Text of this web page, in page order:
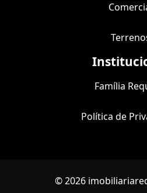
Família
Política de
© 2026